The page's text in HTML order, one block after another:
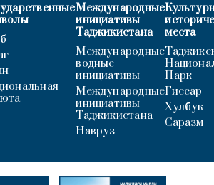
Международные
инициативы
Таджикистана
Международные
водные
инициативы
Международные
инициативы
Таджикистана
Навруз
места
Парк
Гиссар
Хулбук
Саразм